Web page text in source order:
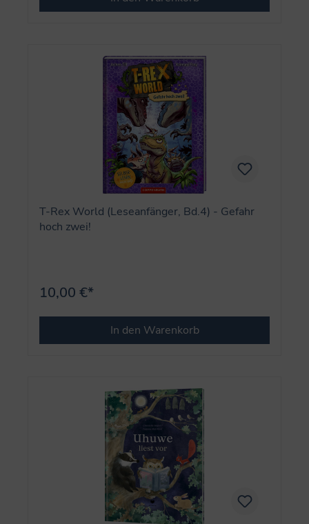
T-Rex World (Leseanfänger, Bd.4) - Gefahr
hoch zwei!
10,00 €*
In den Warenkorb